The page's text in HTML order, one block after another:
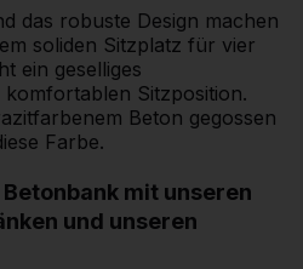
das robuste Design machen
soliden Sitzplatz für vier
ein geselliges
komfortablen Sitzposition.
Beton gegossen
Farbe.
mit unseren
und unseren